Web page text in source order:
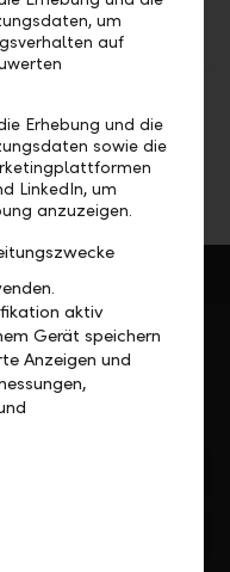
bis Freitag, 08.00
um
auf
Erhebung und die
sowie die
LinkedIn, um
anzuzeigen.
aktiv
Gerät speichern
Anzeigen und